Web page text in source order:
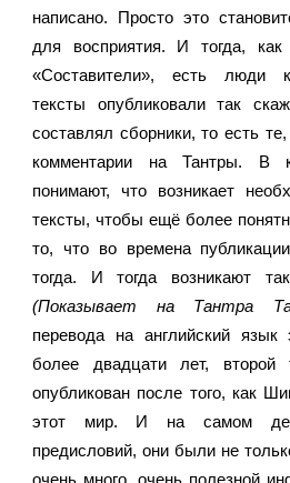
написано. Просто это
для восприятия. И тогда,
«Составители», есть люди
тексты опубликовали так
составлял сборники, то есть
комментарии на Тантры. В
понимают, что возникает
тексты, чтобы ещё более
то, что во времена
(Показывает на Тантра
перевода на английский
более двадцати лет,
опубликован после того, как
этот мир. И на самом
предисловий, они были не